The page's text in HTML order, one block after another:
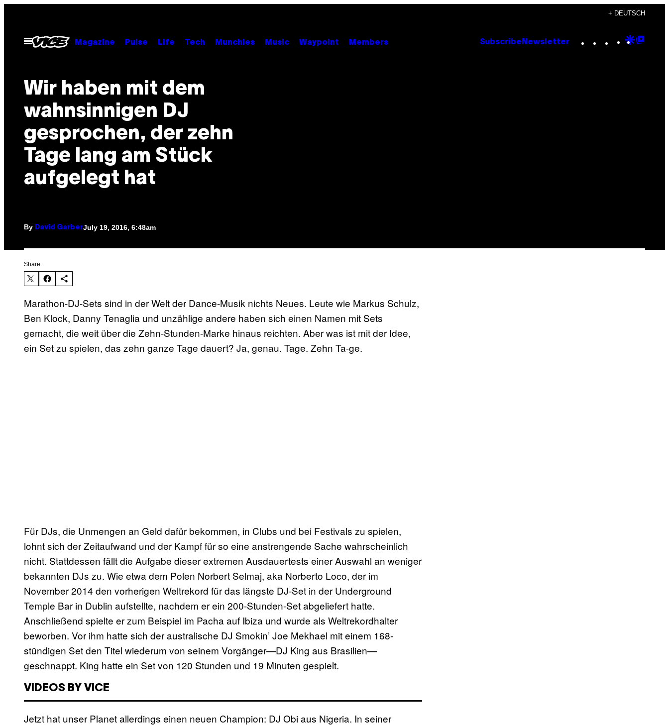
content
+ DEUTSCH
Open
Menu
Magazine Pulse Life Tech Munchies Music Waypoint Members Subscribe Newsletter Instagram
TikTok
YouTube
Google
Wir haben mit dem
wahnsinnigen DJ
gesprochen, der zehn
Tage lang am Stück
aufgelegt hat
By David GarberJuly 19, 2016, 6:48am
Share:
Marathon-DJ-Sets sind in der Welt der Dance-Musik nichts Neues. Leute wie Markus Schulz,
Ben Klock, Danny Tenaglia und unzählige andere haben sich einen Namen mit Sets
gemacht, die weit über die Zehn-Stunden-Marke hinaus reichten. Aber was ist mit der Idee,
ein Set zu spielen, das zehn ganze Tage dauert? Ja, genau. Tage. Zehn Ta-ge.
Für DJs, die Unmengen an Geld dafür bekommen, in Clubs und bei Festivals zu spielen,
lohnt sich der Zeitaufwand und der Kampf für so eine anstrengende Sache wahrscheinlich
nicht. Stattdessen fällt die Aufgabe dieser extremen Ausdauertests einer Auswahl an weniger
bekannten DJs zu. Wie etwa dem Polen Norbert Selmaj, aka Norberto Loco, der im
November 2014 den vorherigen Weltrekord für das längste DJ-Set in der Underground
Temple Bar in Dublin aufstellte, nachdem er ein 200-Stunden-Set abgeliefert hatte.
Anschließend spielte er zum Beispiel im Pacha auf Ibiza und wurde als Weltrekordhalter
beworben. Vor ihm hatte sich der australische DJ Smokin’ Joe Mekhael mit einem 168-
stündigen Set den Titel wiederum von seinem Vorgänger—DJ King aus Brasilien—
geschnappt. King hatte ein Set von 120 Stunden und 19 Minuten gespielt.
VIDEOS BY VICE
Jetzt hat unser Planet allerdings einen neuen Champion: DJ Obi aus Nigeria. In seiner